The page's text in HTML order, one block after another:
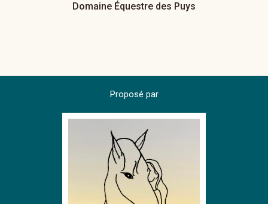
Domaine Équestre des Puys
Proposé par